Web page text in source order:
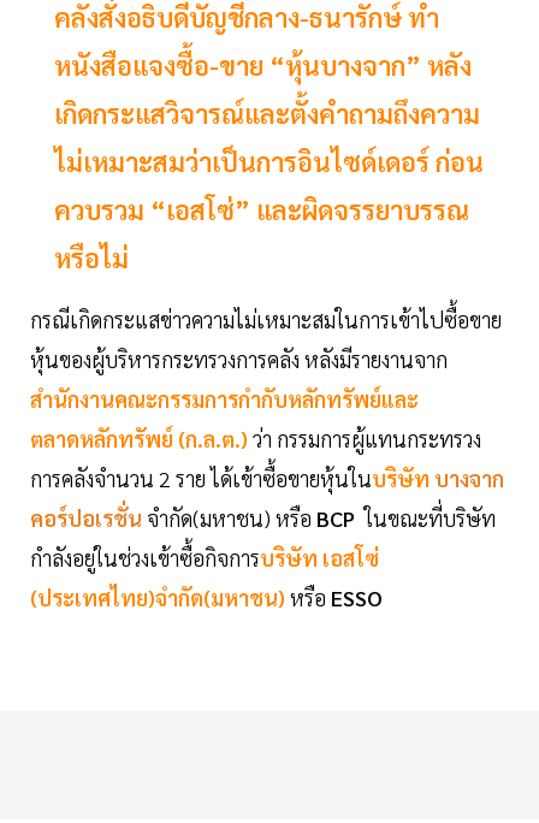
คลังสั่งอธิบดีบัญชีกลาง-ธนารักษ์ ทำ
หนังสือแจงซื้อ-ขาย “หุ้นบางจาก” หลัง
เกิดกระแสวิจารณ์และตั้งคำถามถึงความ
ไม่เหมาะสมว่าเป็นการอินไซด์เดอร์ ก่อน
ควบรวม “เอสโซ่” และผิดจรรยาบรรณ
หรือไม่
กรณีเกิดกระแสข่าวความไม่เหมาะสมในการเข้าไปซื้อขาย
หุ้นของผู้บริหารกระทรวงการคลัง หลังมีรายงานจาก
สำนักงานคณะกรรมการกำกับหลักทรัพย์และ
ตลาดหลักทรัพย์ (ก.ล.ต.) ว่า กรรมการผู้แทนกระทรวง
การคลังจำนวน 2 ราย ได้เข้าซื้อขายหุ้นในบริษัท บางจาก
คอร์ปอเรชั่น จำกัด(มหาชน) หรือ BCP ในขณะที่บริษัท
กำลังอยู่ในช่วงเข้าซื้อกิจการบริษัท เอสโซ่
(ประเทศไทย)จำกัด(มหาชน) หรือ ESSO